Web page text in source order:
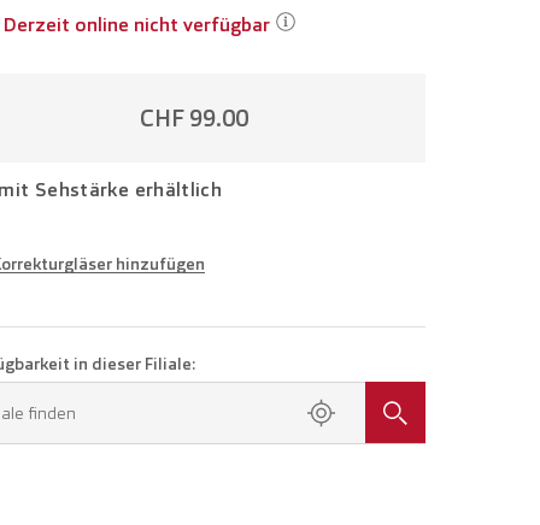
Derzeit online nicht verfügbar
CHF 99.00
mit Sehstärke erhältlich
hinzufügen
Brille mit Einstärkengläsern
in dieser Filiale:
finden